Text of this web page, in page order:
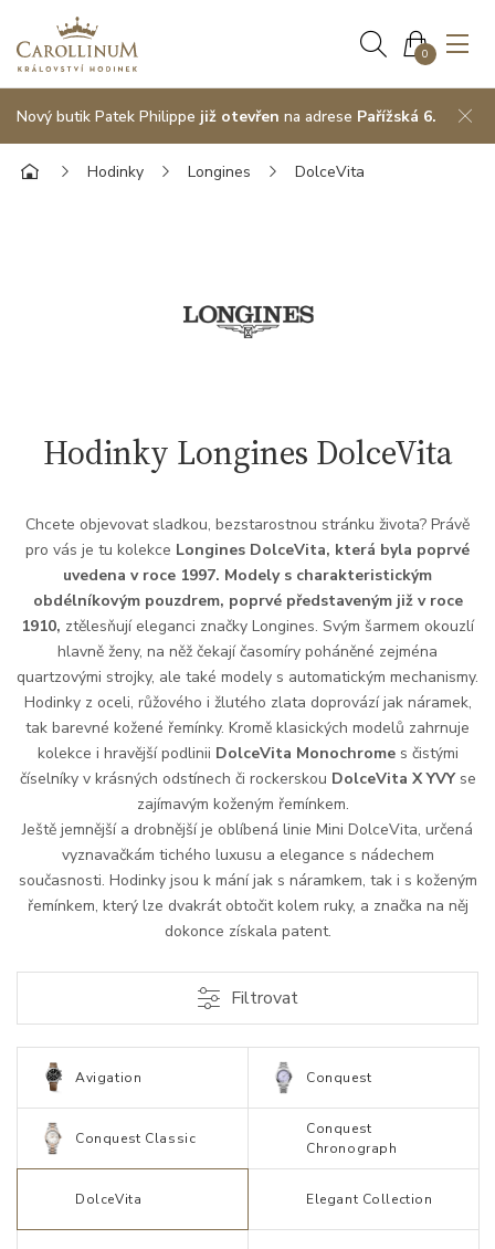
0
Nový butik Patek Philippe již otevřen na adrese Pařížská 6.
Hodinky Longines DolceVita
Hodinky Longines DolceVita
Chcete objevovat sladkou, bezstarostnou stránku života? Právě
pro vás je tu kolekce Longines DolceVita, která byla poprvé
uvedena v roce 1997. Modely s charakteristickým
obdélníkovým pouzdrem, poprvé představeným již v roce
1910, ztělesňují eleganci značky Longines. Svým šarmem okouzlí
hlavně ženy, na něž čekají časomíry poháněné zejména
quartzovými strojky, ale také modely s automatickým mechanismy.
Hodinky z oceli, růžového i žlutého zlata doprovází jak náramek,
tak barevné kožené řemínky. Kromě klasických modelů zahrnuje
kolekce i hravější podlinii DolceVita Monochromes čistými
číselníky v krásných odstínech či rockerskou DolceVita X YVYse
zajímavým koženým řemínkem.
Ještě jemnější a drobnější je oblíbená linie Mini DolceVita, určená
vyznavačkám tichého luxusu a elegance s nádechem
současnosti. Hodinky jsou k mání jak s náramkem, tak i s koženým
řemínkem, který lze dvakrát obtočit kolem ruky, a značka na něj
dokonce získala patent.
Filtrovat
Avigation Conquest
Conquest Classic
Conquest
Chronograph
DolceVita Elegant Collection